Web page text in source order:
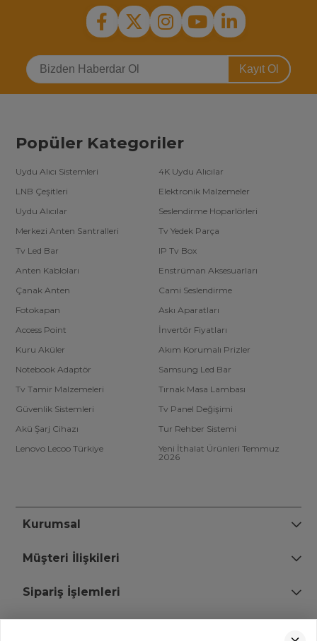
Kayıt Ol
Popüler Kategoriler
Uydu Alıcı Sistemleri
4K Uydu Alıcılar
LNB Çeşitleri
Elektronik Malzemeler
Uydu Alıcılar
Seslendirme Hoparlörleri
Merkezi Anten Santralleri
Tv Yedek Parça
Tv Led Bar
IP Tv Box
Anten Kabloları
Enstrüman Aksesuarları
Çanak Anten
Cami Seslendirme
Fotokapan
Askı Aparatları
Access Point
İnvertör Fiyatları
Kuru Aküler
Akım Korumalı Prizler
Notebook Adaptör
Samsung Led Bar
Tv Tamir Malzemeleri
Tırnak Masa Lambası
Güvenlik Sistemleri
Tv Panel Değişimi
Akü Şarj Cihazı
Tur Rehber Sistemi
Lenovo Lecoo Türkiye
Yeni İthalat Ürünleri Temmuz
2026
Kurumsal
Müşteri İlişkileri
Sipariş İşlemleri